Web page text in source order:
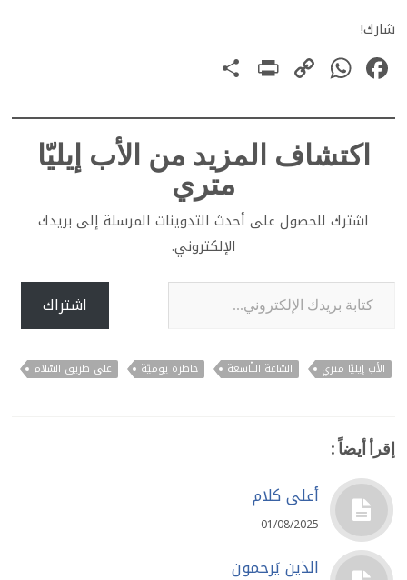
صمتَ ينتظر ما الذي سأقوله
له بعد. "هذا…
شارك!
Facebook
WhatsApp
Copy
PrintFriendly
اكتشاف المزيد من الأب إيليّا
متري
اشترك للحصول على أحدث التدوينات المرسلة إلى بريدك
الإلكتروني.
كتابة بريدك الإلكتروني...
اشتراك
الأب إيليّا متري السّاعة التّاسعة خاطرة يوميّة على طريق السّلام
إقرأ أيضاً :
أعلى كلام
01/08/2025
الذين يَرحمون